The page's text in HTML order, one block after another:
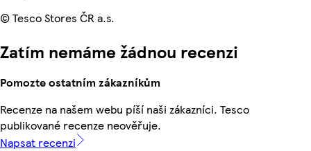
© Tesco Stores ČR a.s.
Zatím nemáme žádnou recenzi
Pomozte ostatním zákazníkům
Recenze na našem webu píší naši zákazníci. Tesco
publikované recenze neověřuje.
Napsat recenzi